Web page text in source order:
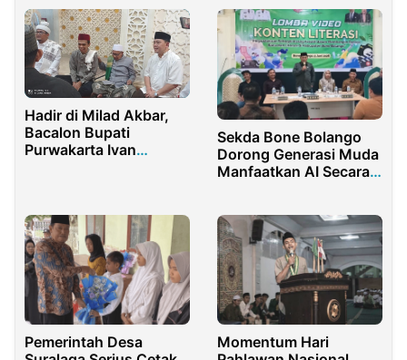
Hadir di Milad Akbar,
Bacalon Bupati
Purwakarta Ivan
Sekda Bone Bolango
Dorong Generasi Muda
Manfaatkan AI Secara
Pemerintah Desa
Momentum Hari